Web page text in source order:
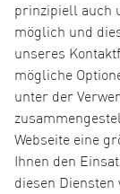
prinzipiell auch
möglich und
unseres
mögliche
unter der
Webseite eine
Ihnen den
diesen